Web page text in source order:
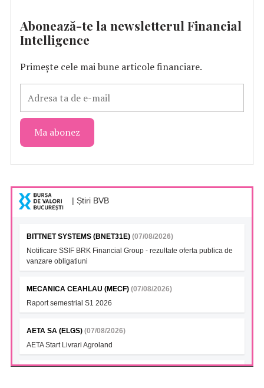
Abonează-te la newsletterul Financial
Intelligence
Primește cele mai bune articole financiare.
| Știri BVB
BITTNET SYSTEMS (BNET31E) (07/08/2026)
Notificare SSIF BRK Financial Group - rezultate oferta publica de
vanzare obligatiuni
MECANICA CEAHLAU (MECF) (07/08/2026)
Raport semestrial S1 2026
AETA SA (ELGS) (07/08/2026)
AETA Start Livrari Agroland